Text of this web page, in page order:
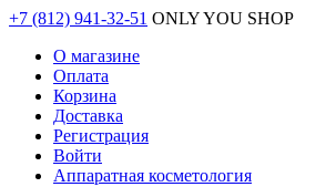
+7 (812) 941-32-51 ONLY YOU SHOP
О магазине
Оплата
Корзина
Доставка
Регистрация
Войти
Аппаратная косметология